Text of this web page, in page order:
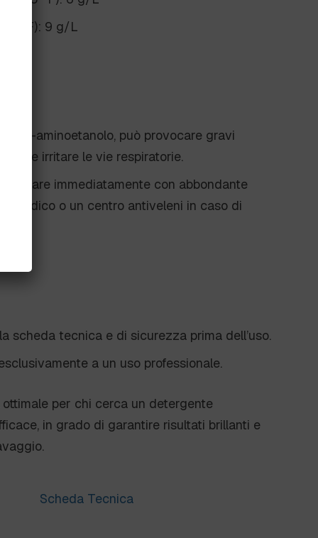
F): 9 g/L
2-aminoetanolo, può provocare gravi
e irritare le vie respiratorie.
: Lavare immediatamente con abbondante
medico o un centro antiveleni in caso di
scheda tecnica e di sicurezza prima dell’uso.
a un uso professionale.
per chi cerca un detergente
in grado di garantire risultati brillanti e
Scheda Tecnica